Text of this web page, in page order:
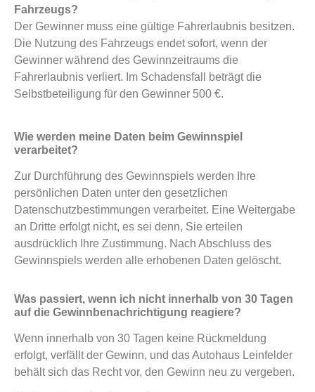
Fahrzeugs?
Der Gewinner muss eine gültige Fahrerlaubnis besitzen.
Die Nutzung des Fahrzeugs endet sofort, wenn der
Gewinner während des Gewinnzeitraums die
Fahrerlaubnis verliert. Im Schadensfall beträgt die
Selbstbeteiligung für den Gewinner 500 €.
Wie werden meine Daten beim Gewinnspiel
verarbeitet?
Zur Durchführung des Gewinnspiels werden Ihre
persönlichen Daten unter den gesetzlichen
Datenschutzbestimmungen verarbeitet. Eine Weitergabe
an Dritte erfolgt nicht, es sei denn, Sie erteilen
ausdrücklich Ihre Zustimmung. Nach Abschluss des
Gewinnspiels werden alle erhobenen Daten gelöscht.
Was passiert, wenn ich nicht innerhalb von 30 Tagen
auf die Gewinnbenachrichtigung reagiere?
Wenn innerhalb von 30 Tagen keine Rückmeldung
erfolgt, verfällt der Gewinn, und das Autohaus Leinfelder
behält sich das Recht vor, den Gewinn neu zu vergeben.